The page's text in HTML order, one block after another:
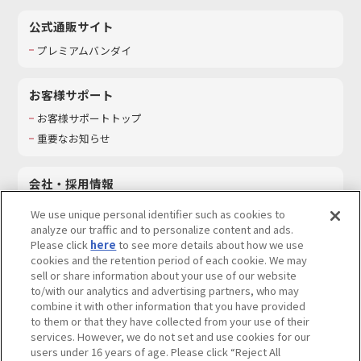
公式通販サイト
プレミアムバンダイ
お客様サポート
お客様サポートトップ
重要なお知らせ
会社・採用情報
採用情報
サステナビリティ
お問い合わせ
ウェブサイトご利用条件 ソーシャルメディアポリシー
We use unique personal identifier such as cookies to
analyze our traffic and to personalize content and ads.
Please click here to see more details about how we use
cookies and the retention period of each cookie. We may
sell or share information about your use of our website
to/with our analytics and advertising partners, who may
combine it with other information that you have provided
to them or that they have collected from your use of their
services. However, we do not set and use cookies for our
users under 16 years of age. Please click “Reject All